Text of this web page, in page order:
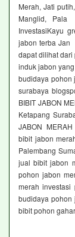
Merah, Jati
Manglid, Pala
InvestasiKayu
jabon terba Jan
dapat dilihat
induk jabon
budidaya pohon
surabaya
BIBIT JABON
Ketapang
JABON
bibit jabon
Palembang
jual bibit jabon
pohon jabon
merah
budidaya pohon
bibit pohon